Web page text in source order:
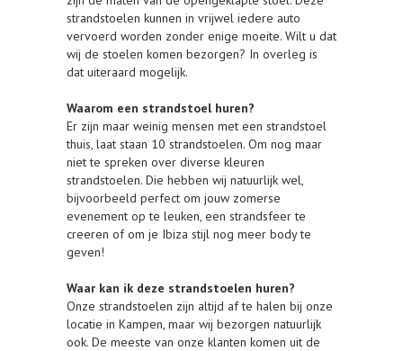
strandstoelen kunnen in vrijwel iedere auto
vervoerd worden zonder enige moeite. Wilt u dat
wij de stoelen komen bezorgen? In overleg is
dat uiteraard mogelijk.
Waarom een strandstoel huren?
Er zijn maar weinig mensen met een strandstoel
thuis, laat staan 10 strandstoelen. Om nog maar
niet te spreken over diverse kleuren
strandstoelen. Die hebben wij natuurlijk wel,
bijvoorbeeld perfect om jouw zomerse
evenement op te leuken, een strandsfeer te
creeren of om je Ibiza stijl nog meer body te
geven!
Waar kan ik deze strandstoelen huren?
Onze strandstoelen zijn altijd af te halen bij onze
locatie in Kampen, maar wij bezorgen natuurlijk
ook. De meeste van onze klanten komen uit de